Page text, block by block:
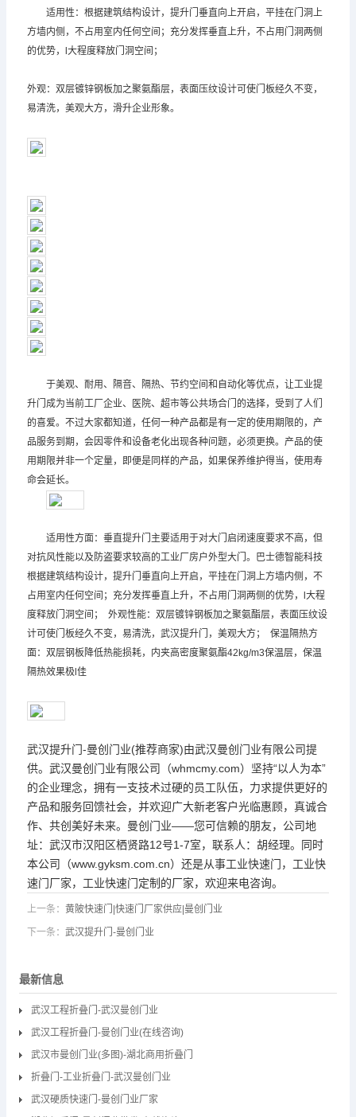
适用性：根据建筑结构设计，提升门垂直向上开启，平挂在门洞上
方墙内侧，不占用室内任何空间；充分发挥垂直上升，不占用门洞两侧
的优势，l大程度释放门洞空间；
外观：双层镀锌钢板加之聚氨酯层，表面压纹设计可使门板经久不变，
易清洗，美观大方，滑升企业形象。
于美观、耐用、隔音、隔热、节约空间和自动化等优点，让工业提
升门成为当前工厂企业、医院、超市等公共场合门的选择，受到了人们
的喜爱。不过大家都知道，任何一种产品都是有一定的使用期限的，产
品服务到期，会因零件和设备老化出现各种问题，必须更换。产品的使
用期限并非一个定量，即便是同样的产品，如果保养维护得当，使用寿
命会延长。
适用性方面：垂直提升门主要适用于对大门启闭速度要求不高，但
对抗风性能以及防盗要求较高的工业厂房户外型大门。巴士德智能科技
根据建筑结构设计，提升门垂直向上开启，平挂在门洞上方墙内侧，不
占用室内任何空间；充分发挥垂直上升，不占用门洞两侧的优势，l大程
度释放门洞空间； 外观性能：双层镀锌钢板加之聚氨酯层，表面压纹设
计可使门板经久不变，易清洗，武汉提升门，美观大方； 保温隔热方
面：双层钢板降低热能损耗，内夹高密度聚氨酯42kg/m3保温层，保温
隔热效果极l佳
武汉提升门-曼创门业(推荐商家)由武汉曼创门业有限公司提
供。武汉曼创门业有限公司（whmcmy.com）坚持“以人为本”
的企业理念，拥有一支技术过硬的员工队伍，力求提供更好的
产品和服务回馈社会，并欢迎广大新老客户光临惠顾，真诚合
作、共创美好未来。曼创门业——您可信赖的朋友，公司地
址：武汉市汉阳区栖贤路12号1-7室，联系人：胡经理。同时
本公司（www.gyksm.com.cn）还是从事工业快速门，工业快
速门厂家，工业快速门定制的厂家，欢迎来电咨询。
上一条： 黄陂快速门|快速门厂家供应|曼创门业
下一条： 武汉提升门-曼创门业
最新信息
武汉工程折叠门-武汉曼创门业
武汉工程折叠门-曼创门业(在线咨询)
武汉市曼创门业(多图)-湖北商用折叠门
折叠门-工业折叠门-武汉曼创门业
武汉硬质快速门-曼创门业厂家